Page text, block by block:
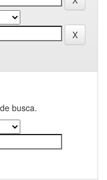
busca.